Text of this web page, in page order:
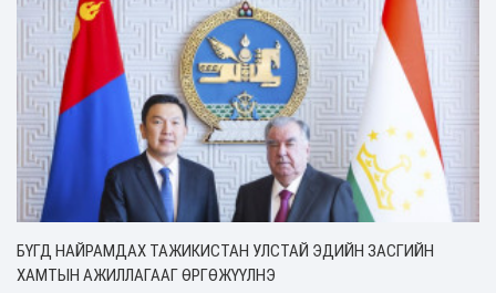
БҮГД НАЙРАМДАХ ТАЖИКИСТАН УЛСТАЙ ЭДИЙН ЗАСГИЙН
ХАМТЫН АЖИЛЛАГААГ ӨРГӨЖҮҮЛНЭ